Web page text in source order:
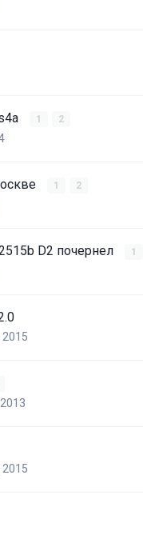
1 2
1 2
D2 почернел 1
2015